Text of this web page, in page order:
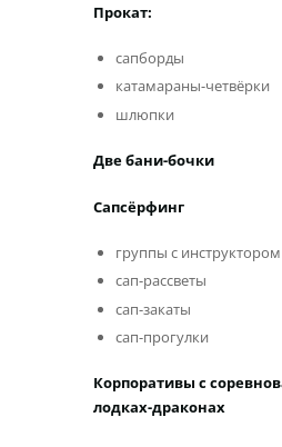
Прокат:
сапборды
катамараны-четвёрки
шлюпки
Две бани-бочки
Сапсёрфинг
группы с инструктором
сап-рассветы
сап-закаты
сап-прогулки
Корпоративы с
лодках-драконах